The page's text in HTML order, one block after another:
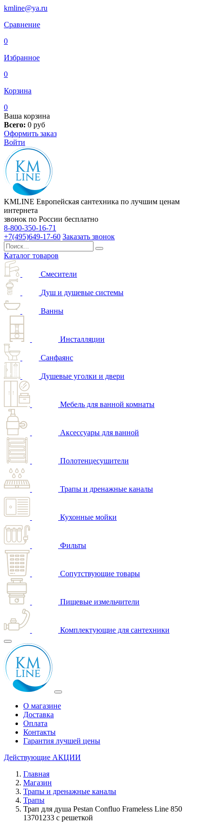
kmline@ya.ru
Сравнение
0
Избранное
0
Корзина
0
Ваша корзина
Всего: 0 руб
Оформить заказ
Войти
KMLINE Европейская сантехника по лучшим ценам
интернета
звонок по России бесплатно
8-800-350-16-71
+7(495)649-17-60 Заказать звонок
Каталог товаров
Смесители
Душ и душевые системы
Ванны
Инсталляции
Санфаянс
Душевые уголки и двери
Мебель для ванной комнаты
Аксессуары для ванной
Полотенцесушители
Трапы и дренажные каналы
Кухонные мойки
Фильты
Сопутствующие товары
Пищевые измельчители
Комплектующие для сантехники
О магазине
Доставка
Оплата
Контакты
Гарантия лучшей цены
Действующие АКЦИИ
Главная
Магазин
Трапы и дренажные каналы
Трапы
Трап для душа Pestan Confluo Frameless Line 850
13701233 с решеткой